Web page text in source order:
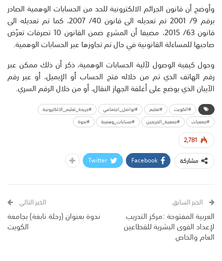
وأوضح أن قانون الجرائم الالكترونية للحد من الحسابات الوهمية الصادر
برقم 9/ 2001 تم تعديله الى قانون 40/ 2007، كما تم تعديله الى
قانون 63/ 2015، مضيفا أن المشرع ضمن القانون 10 تصرفات تعرّض
صاحبها للمساءلة القانونية في حال تم تجاوزها عبر الحسابات الوهمية.
وحول كيفية الوصول لآلية الحسابات الوهمية، ذكر أن ذلك ممكن عبر
رقم الهاتف الذي تم من خلاله فتح الحساب أو الإيميل، أو عبر رقم
الآيبان الذي يوضع على أغلفة الجهاز النقال، أو من خلال الرقم السري.
#الكويت #تعليم #تواصل_اجتماعي
#جريدة_تعليم_الالكترونية
#جمعيات
#جمعية_الخريجين #حسابات_وهمية #ندوة
2,781
مشاركة
Facebook
Twitter
الخبر السابق
العربية المفتوحة :مركز التدريب
لإعداد القوى البشرية للقطاعين
العام والخاص
الخبر التالي
ندوة بعنوان (رحلة نابغة) بجامعة
الكويت